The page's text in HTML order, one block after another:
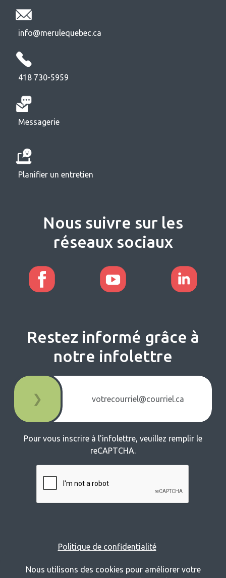
info@merulequebec.ca
418 730-5959
Messagerie
Planifier un entretien
Nous suivre sur les
réseaux sociaux
Restez informé grâce à
notre infolettre
❯
Pour vous inscrire à l'infolettre, veuillez remplir le
reCAPTCHA.
Politique de confidentialité
Nous utilisons des cookies pour améliorer votre